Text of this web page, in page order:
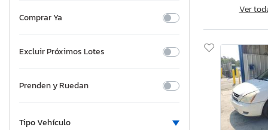
Comprar Ya
Excluir Próximos Lotes
Prenden y Ruedan
Tipo Vehículo
Ver